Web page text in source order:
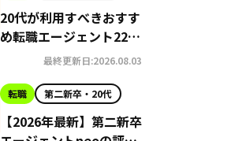
20代が利用すべきおすす
め転職エージェント22選
【2026年最新】
最終更新日:2026.08.03
転職 第二新卒・20代
【2026年最新】第二新卒